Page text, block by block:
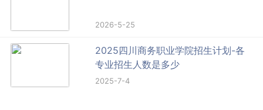
2026-5-25
2025四川商务职业学院招生计划-各
专业招生人数是多少
2025-7-4